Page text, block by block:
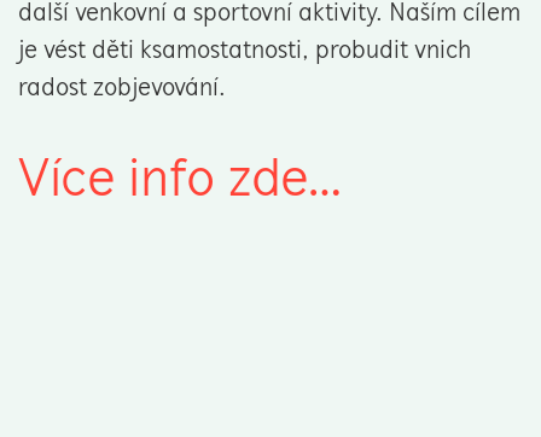
další venkovní a sportovní aktivity. Naším cílem
je vést děti k samostatnosti, probudit v nich
radost z objevování.
Více info zde…